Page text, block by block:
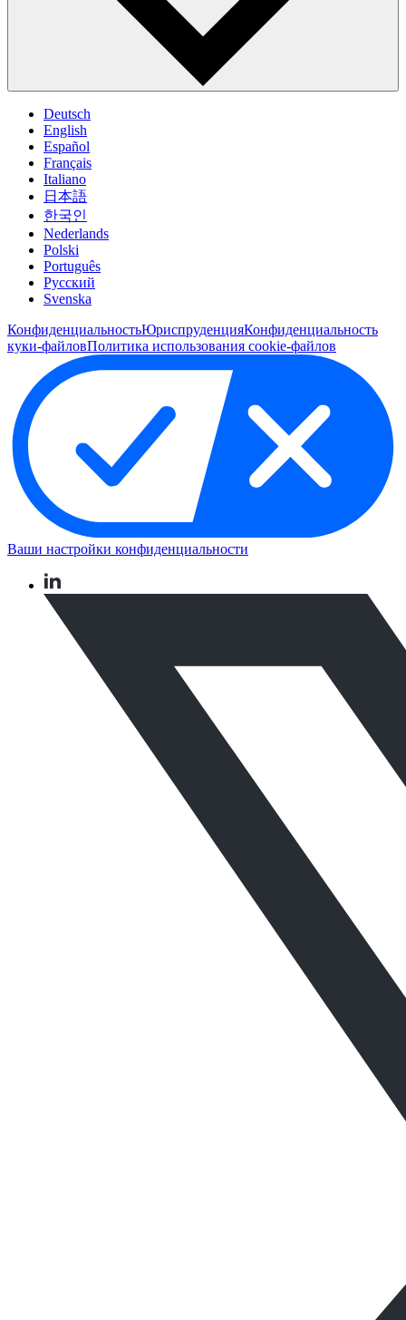
Deutsch
English
Español
Français
Italiano
日本語
한국인
Nederlands
Polski
Português
Pусский
Svenska
КонфиденциальностьЮриспруденцияКонфиденциальность
куки-файловПолитика использования cookie-файлов
Ваши настройки конфиденциальности